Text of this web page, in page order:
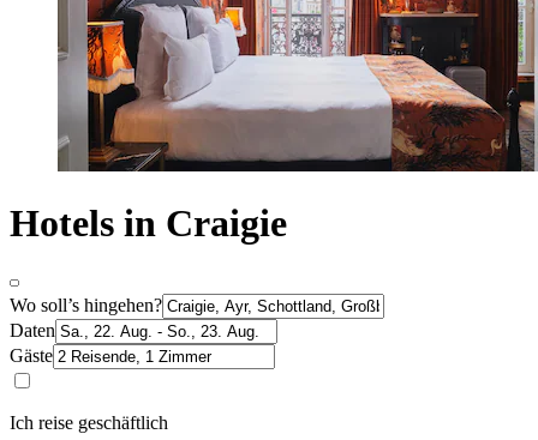
Hotels in Craigie
Wo soll’s hingehen?
Daten
Gäste
Ich reise geschäftlich